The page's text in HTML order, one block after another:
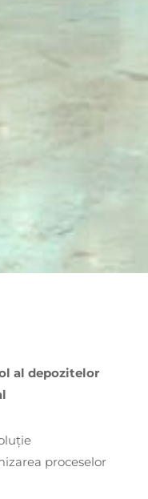
al depozitelor
proceselor